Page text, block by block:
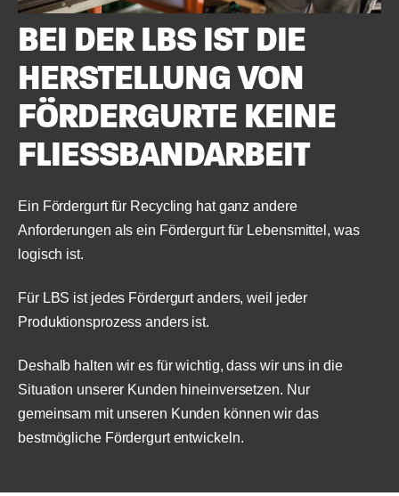
BEI DER LBS IST DIE
HERSTELLUNG VON
FÖRDERGURTE KEINE
FLIESSBANDARBEIT
Ein Fördergurt für Recycling hat ganz andere
Anforderungen als ein Fördergurt für Lebensmittel, was
logisch ist.
Für LBS ist jedes Fördergurt anders, weil jeder
Produktionsprozess anders ist.
Deshalb halten wir es für wichtig, dass wir uns in die
Situation unserer Kunden hineinversetzen. Nur
gemeinsam mit unseren Kunden können wir das
bestmögliche Fördergurt entwickeln.